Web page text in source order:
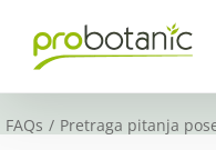
content
FAQs Pretraga pitanja